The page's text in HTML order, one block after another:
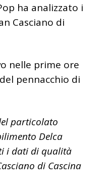
ha analizzato i
Casciano di
nelle prime ore
pennacchio di
particolato
Delca
i dati di qualità
di Cascina